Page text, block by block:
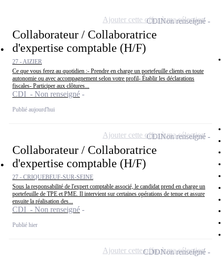
Collaborateur / Collaboratrice
d'expertise comptable (H/F)
27 - AIZIER
Ce que vous ferez au quotidien :- Prendre en charge un portefeuille clients en toute
autonomie ou avec accompagnement selon votre profil- Établir les déclarations
fiscales- Participer aux clôtures...
CDI - Non renseigné
Publié aujourd'hui
CDINon renseigné
Ajouter cette offre à ma sélection
Collaborateur / Collaboratrice
d'expertise comptable (H/F)
27 - CRIQUEBEUF-SUR-SEINE
Sous la responsabilité de l'expert comptable associé, le candidat prend en charge un
portefeuille de TPE et PME. Il intervient sur certaines opérations de tenue et assure
ensuite la réalisation des...
CDI - Non renseigné
Publié hier
CDINon renseigné
Ajouter cette offre à ma sélection
CDDNon renseigné
Ajouter cette offre à ma sélection